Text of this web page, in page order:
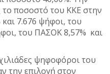
το ποσοστό του ΚΚΕ στην
7.676 ψήφοι, του
του ΠΑΣΟΚ 8,57% και
ψηφοφόροι του
την επιλογή στον